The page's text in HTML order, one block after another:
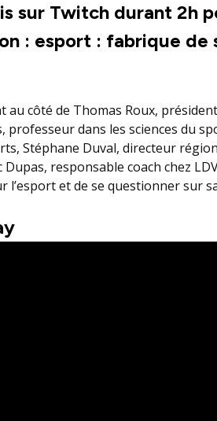
sur Twitch durant 2h
: esport : fabrique
côté de Thomas Roux,
professeur dans les sciences du
Stéphane Duval, directeur
responsable coach chez
l’esport et de se questionner sur